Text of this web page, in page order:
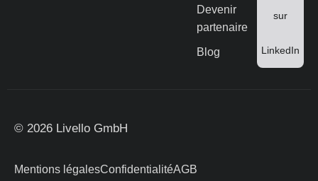
Devenir
partenaire
Blog
sur
LinkedIn
© 2026 Livello GmbH
Mentions légalesConfidentialitéAGB